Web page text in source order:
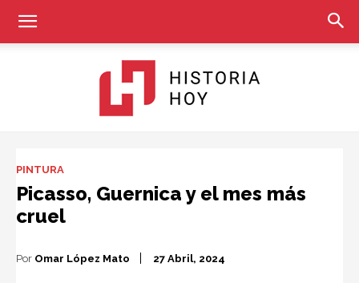
PINTURA
Picasso, Guernica y el mes más
cruel
Por Omar López Mato 27 Abril, 2024